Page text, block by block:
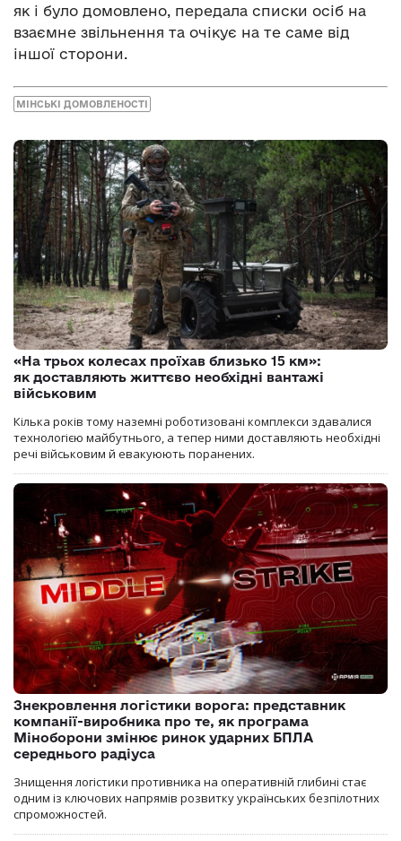
як і було домовлено, передала списки осіб на
взаємне звільнення та очікує на те саме від
іншої сторони.
МІНСЬКІ ДОМОВЛЕНОСТІ
«На трьох колесах проїхав близько 15 км»:
як доставляють життєво необхідні вантажі
військовим
Кілька років тому наземні роботизовані комплекси здавалися
технологією майбутнього, а тепер ними доставляють необхідні
речі військовим й евакуюють поранених.
Знекровлення логістики ворога: представник
компанії-виробника про те, як програма
Міноборони змінює ринок ударних БПЛА
середнього радіуса
Знищення логістики противника на оперативній глибині стає
одним із ключових напрямів розвитку українських безпілотних
спроможностей.